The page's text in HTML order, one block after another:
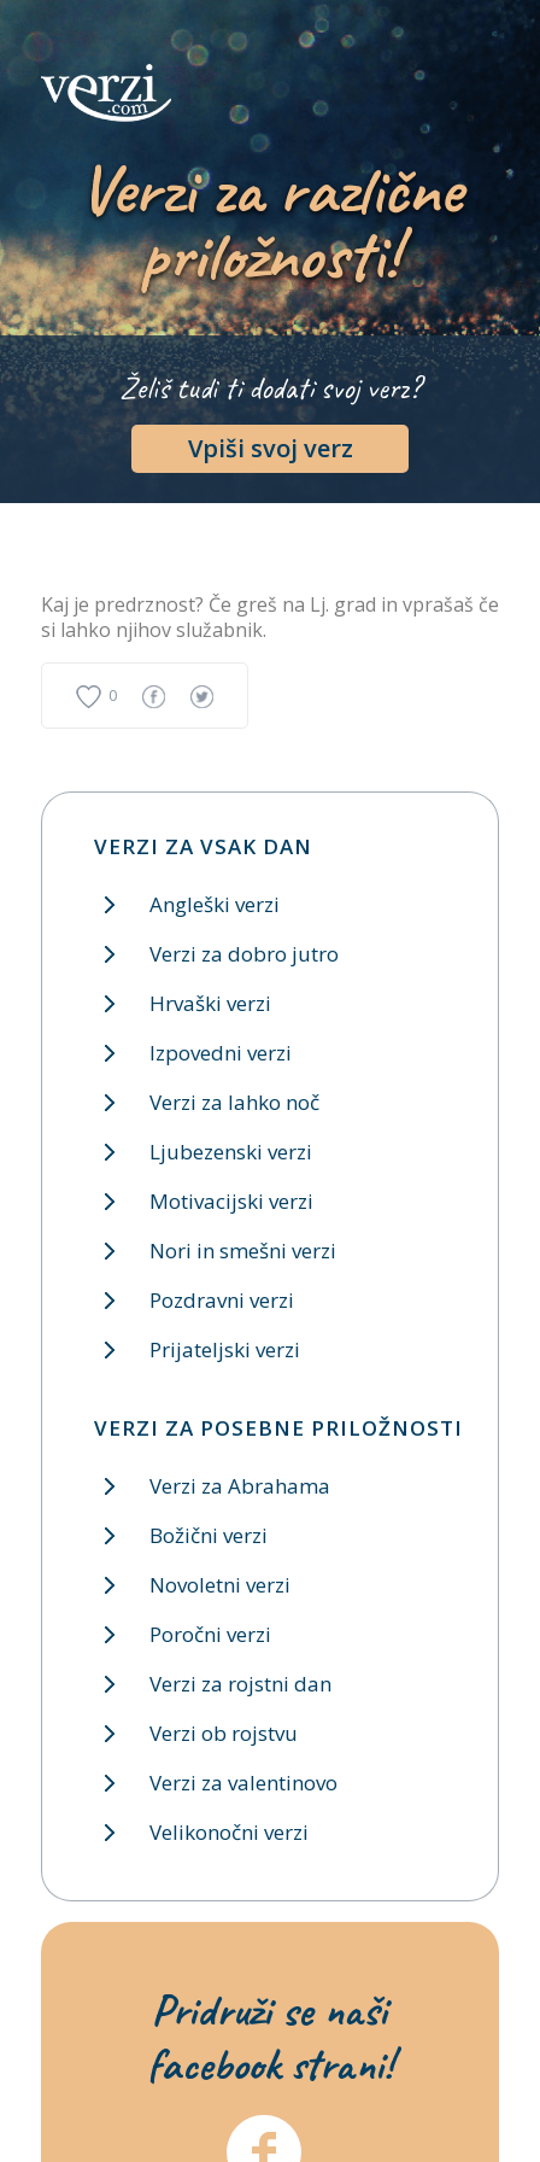
Verzi za različne
priložnosti!
Želiš tudi ti dodati svoj verz?
Vpiši svoj verz
Kaj je predrznost? Če greš na Lj. grad in vprašaš če
si lahko njihov služabnik.
0
VERZI ZA VSAK DAN
Angleški verzi
Verzi za dobro jutro
Hrvaški verzi
Izpovedni verzi
Verzi za lahko noč
Ljubezenski verzi
Motivacijski verzi
Nori in smešni verzi
Pozdravni verzi
Prijateljski verzi
VERZI ZA POSEBNE PRILOŽNOSTI
Verzi za Abrahama
Božični verzi
Novoletni verzi
Poročni verzi
Verzi za rojstni dan
Verzi ob rojstvu
Verzi za valentinovo
Velikonočni verzi
Pridruži se naši
facebook strani!